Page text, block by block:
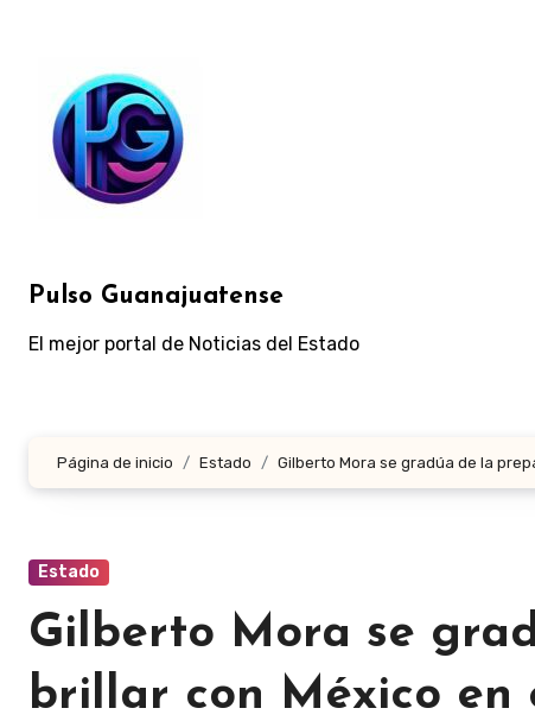
contenido
Pulso Guanajuatense
El mejor portal de Noticias del Estado
Página de inicio Estado Gilberto Mora se gradúa de la
Estado
Gilberto Mora se
brillar con México en